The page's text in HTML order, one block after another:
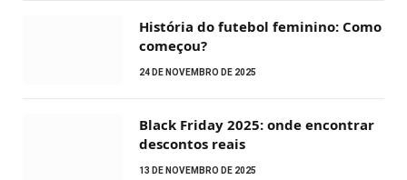
História do futebol feminino: Como
começou?
24 DE NOVEMBRO DE 2025
Black Friday 2025: onde encontrar
descontos reais
13 DE NOVEMBRO DE 2025